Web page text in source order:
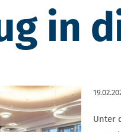
in
Unter